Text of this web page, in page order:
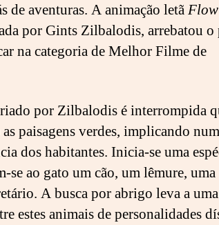
de aventuras. A animação letãFlow
por Gints Zilbalodis, arrebatou
na categoria de Melhor Filme de
por Zilbalodis é interrompida
paisagens verdes, implicando
dos habitantes. Inicia-se uma
se ao gato um cão, um lêmure, uma
A busca por abrigo leva a uma
estes animais de personalidades